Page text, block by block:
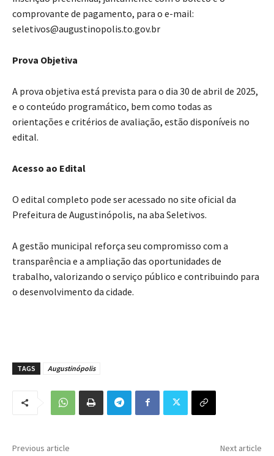
comprovante de pagamento, para o e-mail:
seletivos@augustinopolis.to.gov.br
Prova Objetiva
A prova objetiva está prevista para o dia 30 de abril de 2025,
e o conteúdo programático, bem como todas as
orientações e critérios de avaliação, estão disponíveis no
edital.
Acesso ao Edital
O edital completo pode ser acessado no site oficial da
Prefeitura de Augustinópolis, na aba Seletivos.
A gestão municipal reforça seu compromisso com a
transparência e a ampliação das oportunidades de
trabalho, valorizando o serviço público e contribuindo para
o desenvolvimento da cidade.
TAGS Augustinópolis
Previous article Next article